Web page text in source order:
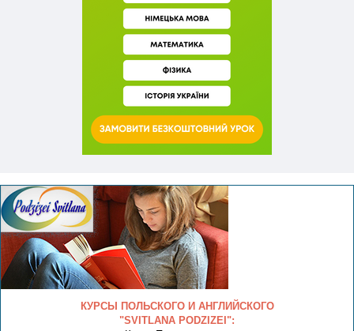
КУРСЫ ПОЛЬСКОГО И АНГЛИЙСКОГО
"SVITLANA PODZIZEI":